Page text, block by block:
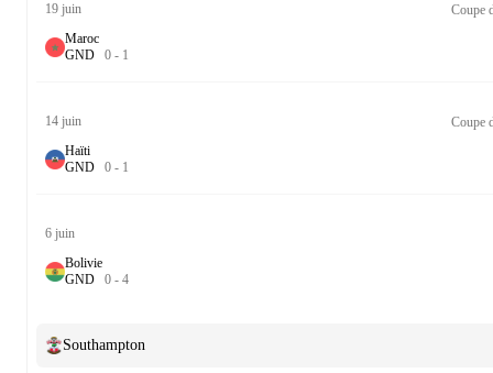
19 juin
Coupe
Maroc
GND 0 - 1
14 juin
Coupe
Haïti
GND 0 - 1
6 juin
Bolivie
GND 0 - 4
Southampton